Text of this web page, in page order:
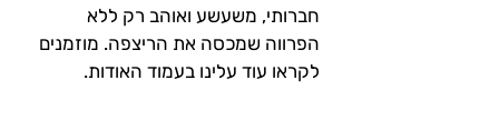
חברותי, משעשע ואוהב רק ללא
הפרווה שמכסה את הריצפה. מוזמנים
לקראו עוד עלינו בעמוד האודות.